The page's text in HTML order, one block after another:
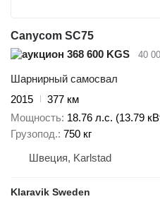
Canycom SC75
368 600 KGS
40
Шарнирный самосвал
2015
377 км
Мощность 18.76 л.с. (13.79
Грузопод. 750 кг
Швеция, Karlstad
Klaravik Sweden